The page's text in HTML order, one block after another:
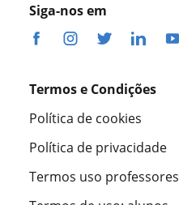
Siga-nos em
Termos e Condições
Política de cookies
Política de privacidade
Termos uso professores